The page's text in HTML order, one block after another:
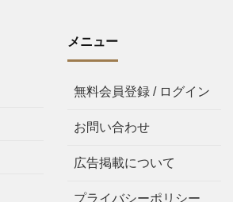
メニュー
無料会員登録 / ログイン
お問い合わせ
広告掲載について
プライバシーポリシー